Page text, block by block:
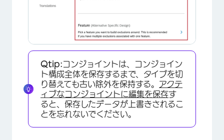
×
Qtip:コンジョイントは、コンジョイン
ト構成全体を保存するまで、タイプを切
り替えても古い除外を保持する。 アクテ
ィブなコンジョイントに編集を保存す
ると、保存したデータが上書きされるこ
とを忘れないでください。